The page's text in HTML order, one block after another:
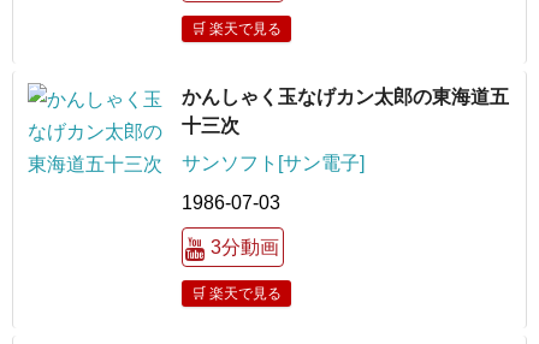
🛒 楽天で見る
かんしゃく玉なげカン太郎の東海道五
十三次
サンソフト[サン電子]
1986-07-03
3分動画
🛒 楽天で見る